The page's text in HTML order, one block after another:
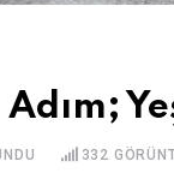
Adım;
332